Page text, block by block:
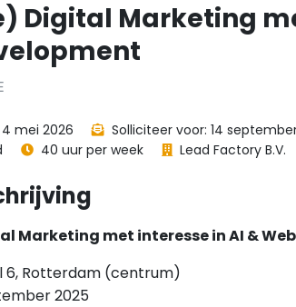
Digital Marketing
mei 2026 Solliciteer voor: 14
40 uur per week Lead Factory B.V.
Marketing met interesse in AI &
6, Rotterdam (centrum)
2025